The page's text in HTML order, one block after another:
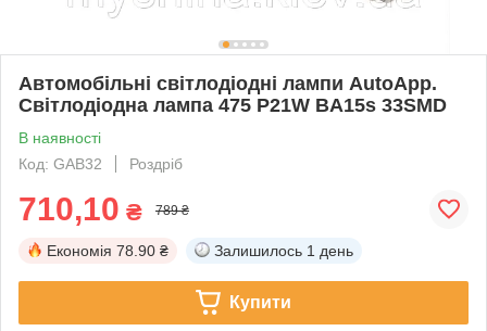
Автомобільні світлодіодні лампи AutoApp.
Світлодіодна лампа 475 P21W BA15s 33SMD
В наявності
Код: GAB32
Роздріб
710,10 ₴ 789 ₴
Економія 78.90 ₴ Залишилось 1 день
Купити